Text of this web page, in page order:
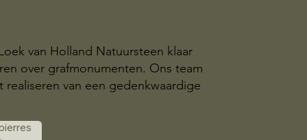
van Holland Natuursteen klaar
over grafmonumenten. Ons team
van een gedenkwaardige